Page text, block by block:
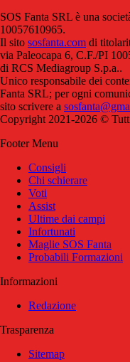
SOS Fanta SRL è una
10057610965.
Il sito sosfanta.com di
via Paleocapa 6, C.F./PI
di RCS Mediagroup S.p.a..
Unico responsabile dei
Fanta SRL; per ogni
sito scrivere a
Copyright 2021-2026 ©
Footer Menu
Consigli
Chi schierare
Voti
Assist
Ultime dai campi
Infortunati
Maglie SOS Fanta
Probabili Formazioni
Informazioni
Redazione
Trasparenza
Sitemap